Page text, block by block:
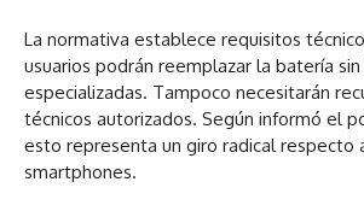
La normativa establece requisitos
usuarios podrán reemplazar la batería
especializadas. Tampoco necesitarán
técnicos autorizados. Según informó el
esto representa un giro radical respecto
smartphones.